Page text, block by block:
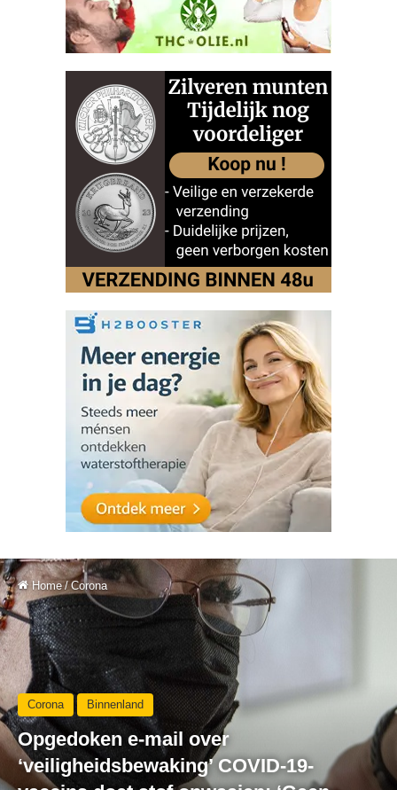
Home / Corona
Corona Binnenland
Opgedoken e-mail over
‘veiligheidsbewaking’ COVID-19-